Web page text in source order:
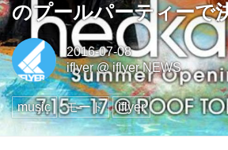
のプールパーティーで
2016-07-08
iflyer@iflyer NEWS
music モード iflyer